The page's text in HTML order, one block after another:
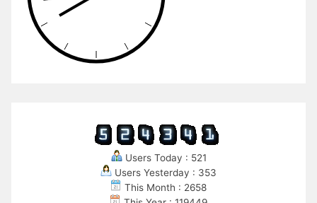
Users Today : 521
Users Yesterday : 353
This Month : 2658